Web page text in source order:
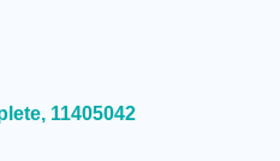
11405042